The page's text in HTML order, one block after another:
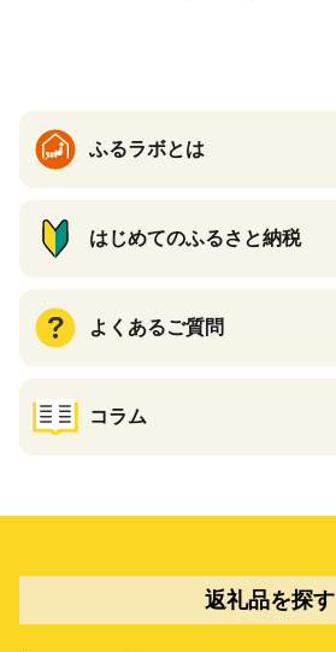
ふるラボとは
はじめてのふるさと納税
よくあるご質問
コラム
返礼品を探す